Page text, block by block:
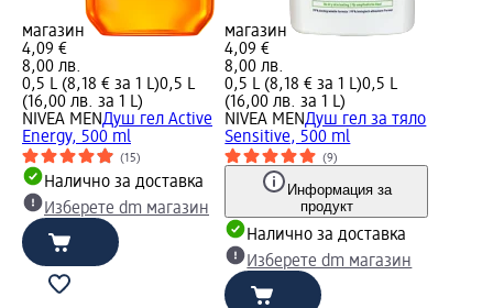
магазин
4,09 €
8,00 лв.
0,5 L (8,18 € за 1 L)0,5 L
(16,00 лв. за 1 L)
NIVEA MENДуш гел Active
Energy, 500 ml
(15)
Налично за доставка
Изберете dm магазин
магазин
4,09 €
8,00 лв.
0,5 L (8,18 € за 1 L)0,5 L
(16,00 лв. за 1 L)
NIVEA MENДуш гел за тяло
Sensitive, 500 ml
(9)
Информация за
продукт
Налично за доставка
Изберете dm магазин